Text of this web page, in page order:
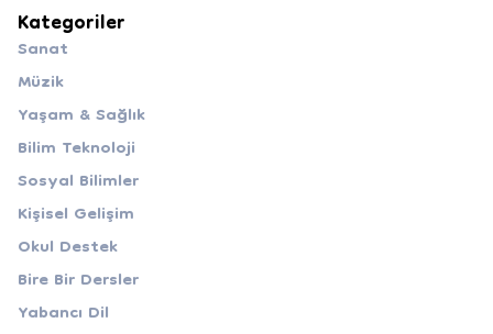
Kategoriler
Sanat
Müzik
Yaşam & Sağlık
Bilim Teknoloji
Sosyal Bilimler
Kişisel Gelişim
Okul Destek
Bire Bir Dersler
Yabancı Dil